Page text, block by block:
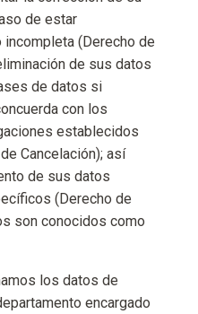
de estar
(Derecho de
de sus datos
de datos si
con los
establecidos
Cancelación); así
de sus datos
(Derecho de
son conocidos como
los datos de
encargado